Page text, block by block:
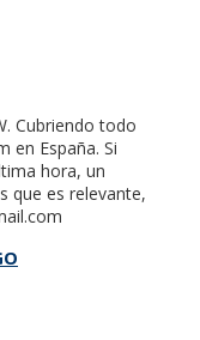
Cubriendo todo
en España. Si
hora, un
que es relevante,